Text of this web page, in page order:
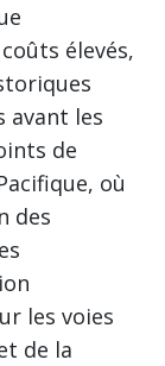
élevés,
avant les
de
où
des
les voies
de la